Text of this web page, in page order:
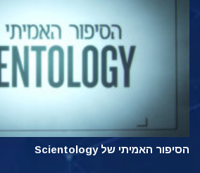
הסיפור האמיתי של Scientology